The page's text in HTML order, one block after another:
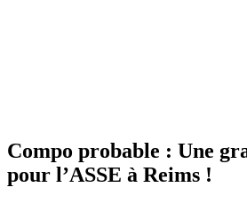
Compo probable : Une
pour l’ASSE à Reims !